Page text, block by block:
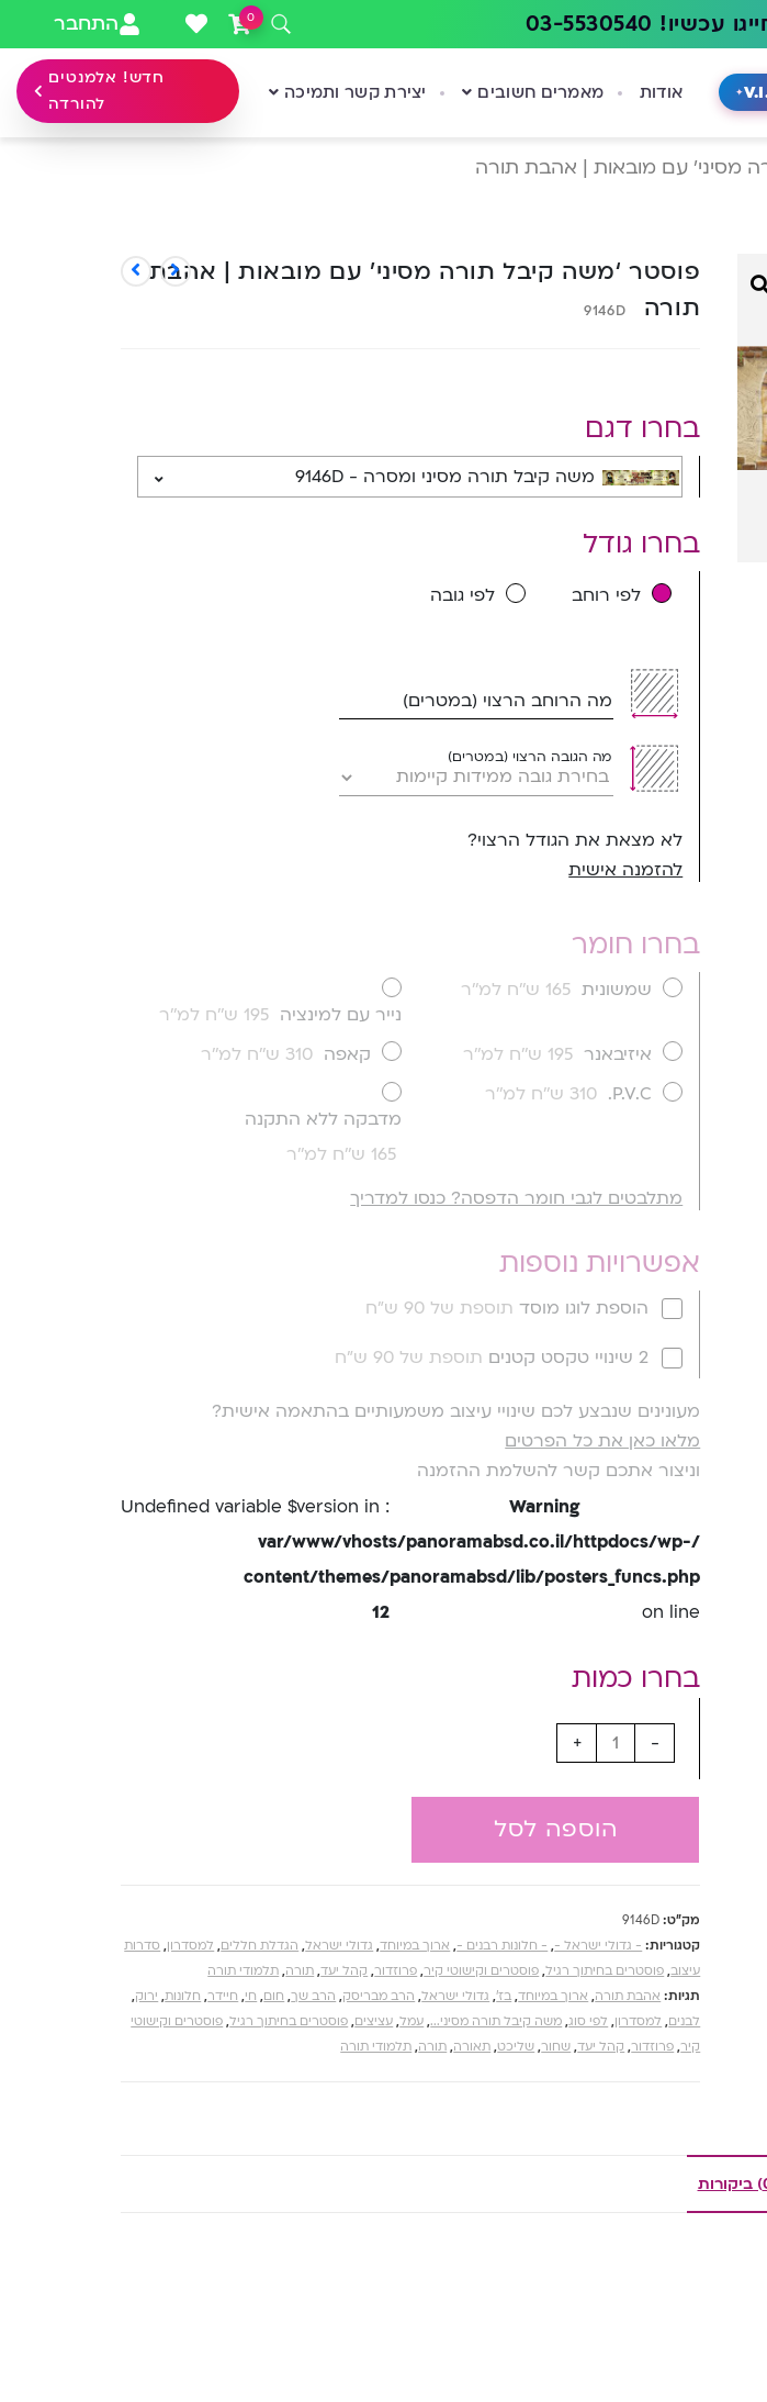
עכשיו! 03-5530540 0 התחבר
אודות מאמרים חשובים יצירת קשר ותמיכה
חדש! אלמנטים
להורדה
מסיני’ עם מובאות | אהבת תורה
פוסטר ‘משה קיבל תורה מסיני’ עם מובאות | אהבת
תורה
9146D
בחרו דגם
משה קיבל תורה מסיני ומסרה - 9146D
בחרו גודל
לפי רוחב לפי גובה
מה הרוחב הרצוי (במטרים)
מה הגובה הרצוי (במטרים)
לא מצאת את הגודל הרצוי?
להזמנה אישית
בחרו חומר
שמשונית 165 ש''ח למ''ר
נייר עם למינציה 195 ש''ח למ''ר
איזיבאנר 195 ש''ח למ''ר קאפה 310 ש''ח למ''ר
P.V.C.
310 ש''ח למ''ר
מדבקה ללא התקנה
165 ש''ח למ''ר
מתלבטים לגבי חומר הדפסה? כנסו למדריך
אפשרויות נוספות
הוספת לוגו מוסד תוספת של 90 ש"ח
2 שינויי טקסט קטנים תוספת של 90 ש"ח
מעונינים שנבצע לכם שינויי עיצוב משמעותיים בהתאמה אישית?
מלאו כאן את כל הפרטים
וניצור אתכם קשר להשלמת ההזמנה
Warning
: Undefined variable $version in
/var/www/vhosts/panoramabsd.co.il/httpdocs/wp-
content/themes/panoramabsd/lib/posters_funcs.php
on line
12
-
+
הוספה לסל
מק"ט: 9146D
קטגוריות: - גדולי ישראל -, - חלונות רבנים -, ארוך במיוחד, גדולי ישראל, הגדלת חללים, למסדרון, סדרות
עיצוב, פוסטרים בחיתוך רגיל, פוסטרים וקישוטי קיר, פרוזדור, קהל יעד, תורה, תלמודי תורה
תגיות: אהבת תורה, ארוך במיוחד, בז', גדולי ישראל, הרב מבריסק, הרב שך, חום, חי, חיידר, חלונות, ירוק,
לבנים, למסדרון, לפי סוג, משה קיבל תורה מסיני..., עמל, עציצים, פוסטרים בחיתוך רגיל, פוסטרים וקישוטי
קיר, פרוזדור, קהל יעד, שחור, שליכט, תאורה, תורה, תלמודי תורה